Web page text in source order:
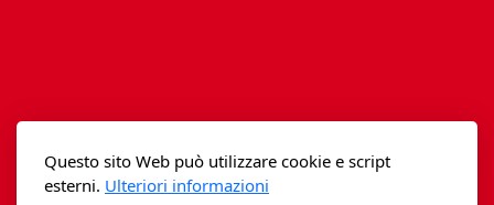
Questo sito Web può utilizzare cookie e script
esterni. Ulteriori informazioni
Maestri della Pietra
Oltre le frontiere